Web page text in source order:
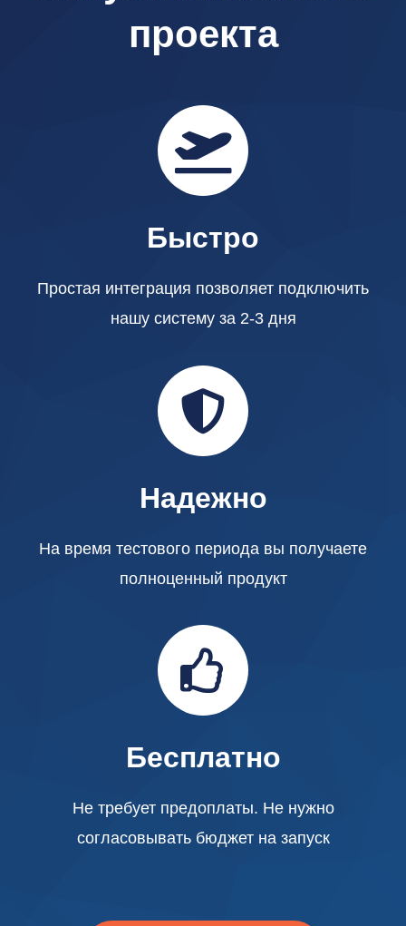
проекта
Быстро
Простая интеграция позволяет подключить
нашу систему за 2-3 дня
Надежно
На время тестового периода вы получаете
полноценный продукт
Бесплатно
Не требует предоплаты. Не нужно
согласовывать бюджет на запуск